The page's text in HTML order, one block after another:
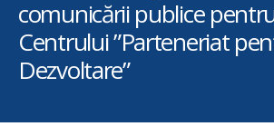
comunicării publice
Centrului ”Parteneriat
Dezvoltare”